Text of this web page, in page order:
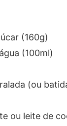
(160g)
(100ml)
(ou
ou leite de